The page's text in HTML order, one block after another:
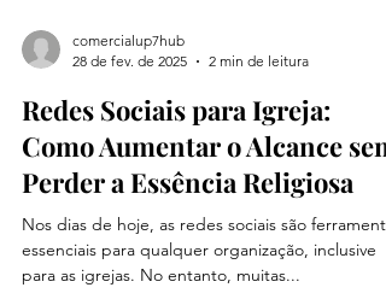
comercialup7hub
28 de fev. de 2025
2 min de leitura
Redes Sociais para Igreja:
Como Aumentar o Alcance sem
Perder a Essência Religiosa